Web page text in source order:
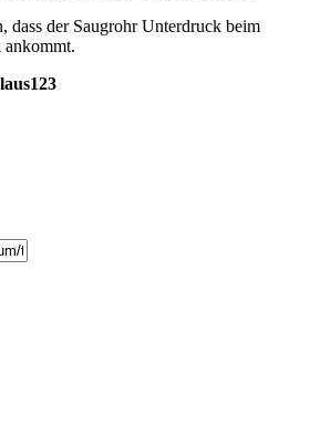
dass der Saugrohr Unterdruck beim